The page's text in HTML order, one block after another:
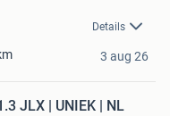
Details
3 aug 26
JLX | UNIEK | NL